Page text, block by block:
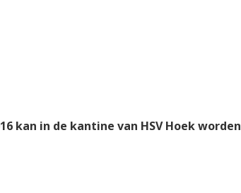
kan in de kantine van HSV Hoek worden